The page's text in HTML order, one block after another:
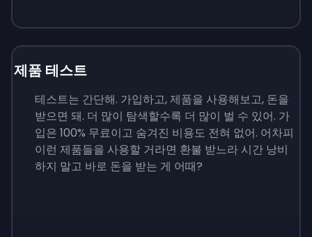
제품 테스트
테스트는 간단해. 가입하고, 제품을 사용해보고, 돈을
받으면 돼. 더 많이 탐색할수록 더 많이 벌 수 있어. 가
입은 100% 무료이고 숨겨진 비용도 전혀 없어. 어차피
이런 제품들을 사용할 거라면 환불 받느라 시간 낭비
하지 말고 바로 돈을 받는 게 어때?